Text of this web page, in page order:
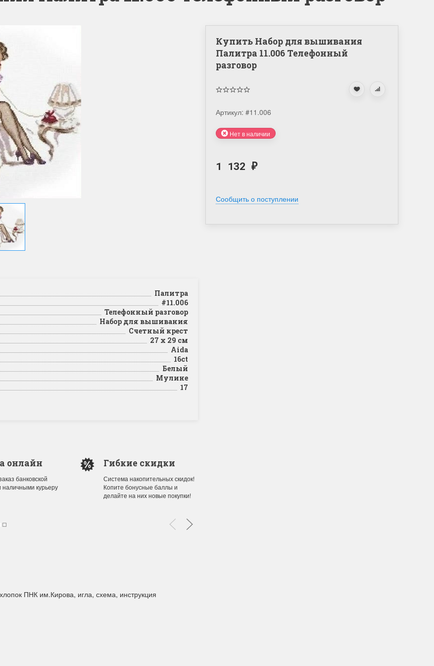
Палитра
#11.006
Телефонный разговор
Набор для вышивания
Счетный крест
27 х 29 см
Aida
16ct
Белый
Мулине
17
онлайн
банковской
наличными курьеру
Гибкие скидки
Система накопительных скидок!
Копите бонусные баллы и
делайте на них новые покупки!
ПНК им.Кирова, игла, схема, инструкция
Купить Набор для вышивания
Палитра 11.006 Телефонный
разговор
Артикул: #11.006
Нет в наличии
1 132 ₽
Сообщить о поступлении